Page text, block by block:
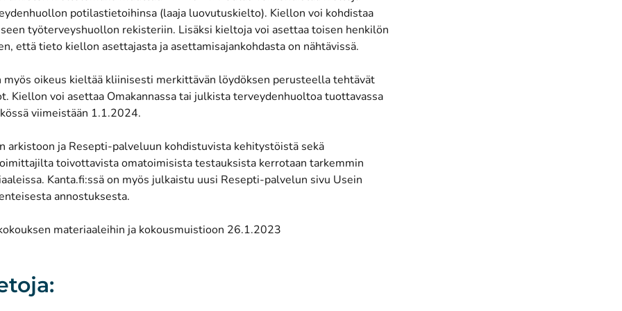
potilastietoihinsa (laaja luovutuskielto). Kiellon voi kohdistaa
työterveyshuollon rekisteriin. Lisäksi kieltoja voi asettaa toisen henkilön
että tieto kiellon asettajasta ja asettamisajankohdasta on nähtävissä.
myös oikeus kieltää kliinisesti merkittävän löydöksen perusteella tehtävät
Kiellon voi asettaa Omakannassa tai julkista terveydenhuoltoa tuottavassa
viimeistään 1.1.2024.
arkistoon ja Resepti-palveluun kohdistuvista kehitystöistä sekä
toivottavista omatoimisista testauksista kerrotaan tarkemmin
Kanta.fi:ssä on myös julkaistu uusi Resepti-palvelun sivu Usein
annostuksesta.
materiaaleihin ja kokousmuistioon 26.1.2023